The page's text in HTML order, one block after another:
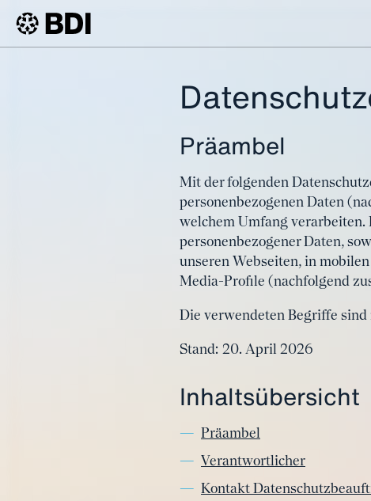
Präambel
Mit der folgenden
personenbezogenen Daten
welchem Umfang
personenbezogener Daten,
unseren Webseiten, in
Media-Profile (nachfolgend
Die verwendeten Begriffe
Stand: 20. April 2026
Inhaltsübersicht
Präambel
Verantwortlicher
Kontakt